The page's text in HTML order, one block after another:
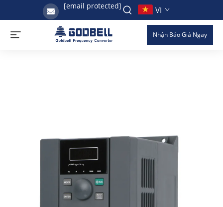
[email protected] VI
Nhận Báo Giá Ngay